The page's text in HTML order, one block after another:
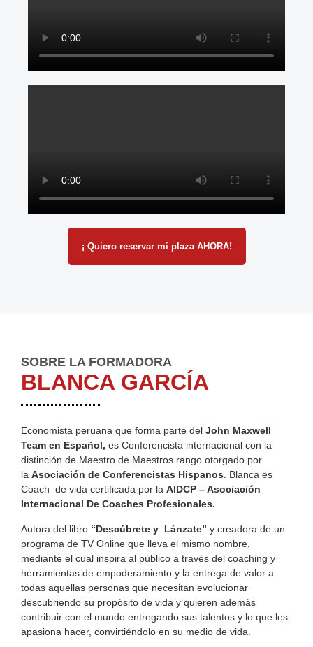
¡ Quiero reservar mi plaza AHORA!
SOBRE LA FORMADORA
BLANCA GARCÍA
Economista peruana que forma parte del John Maxwell
Team en Español, es Conferencista internacional con la
distinción de Maestro de Maestros rango otorgado por
la Asociación de Conferencistas Hispanos. Blanca es
Coach de vida certificada por la AIDCP – Asociación
Internacional De Coaches Profesionales.
Autora del libro “Descúbrete y Lánzate” y creadora de un
programa de TV Online que lleva el mismo nombre,
mediante el cual inspira al público a través del coaching y
herramientas de empoderamiento y la entrega de valor a
todas aquellas personas que necesitan evolucionar
descubriendo su propósito de vida y quieren además
contribuir con el mundo entregando sus talentos y lo que les
apasiona hacer, convirtiéndolo en su medio de vida.